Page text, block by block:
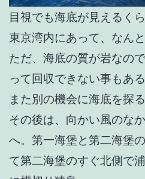
目視でも海底が見えるく
東京湾内にあって、なん
ただ、海底の質が岩なの
って回収できない事もあ
また別の機会に海底を探
その後は、向かい風のな
へ。第一海堡と第二海堡
て第二海堡のすぐ北側で